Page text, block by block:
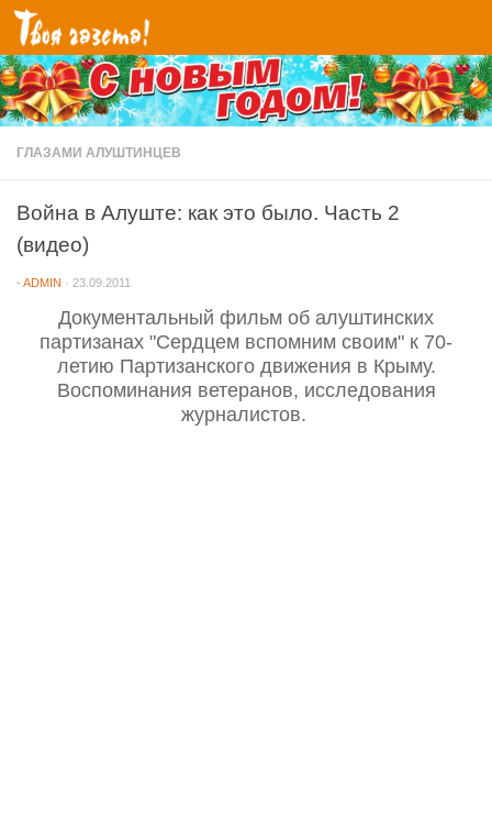
Перейти к содержимому
ГЛАЗАМИ АЛУШТИНЦЕВ
Война в Алуште: как это было. Часть 2
(видео)
- ADMIN · 23.09.2011
Документальный фильм об алуштинских
партизанах "Сердцем вспомним своим" к 70-
летию Партизанского движения в Крыму.
Воспоминания ветеранов, исследования
журналистов.